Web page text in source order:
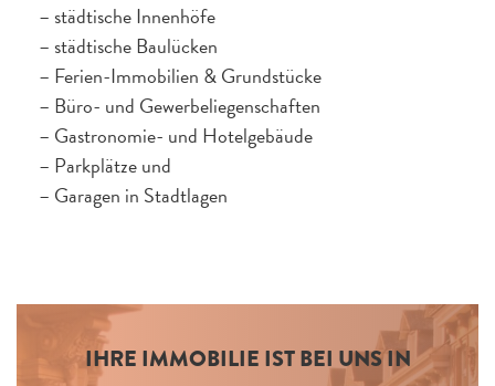
– städtische Innenhöfe
– städtische Baulücken
– Ferien-Immobilien & Grundstücke
– Büro- und Gewerbeliegenschaften
– Gastronomie- und Hotelgebäude
– Parkplätze und
– Garagen in Stadtlagen
IHRE IMMOBILIE IST BEI UNS IN